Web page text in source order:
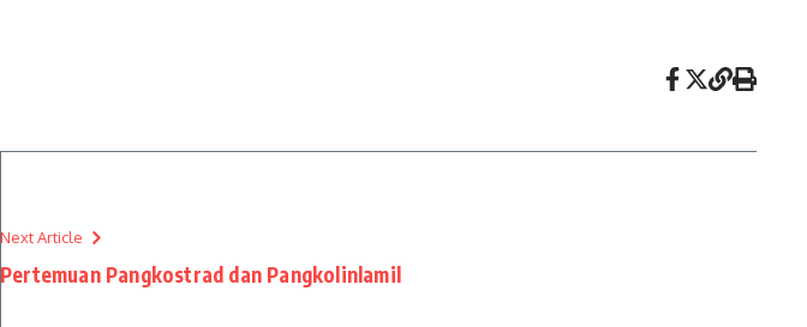
Next Article
Pertemuan Pangkostrad dan Pangkolinlamil